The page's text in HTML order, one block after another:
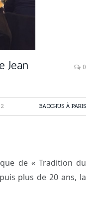
Jean
0
BACCHUS À PARIS
de « Tradition du
plus de 20 ans, la